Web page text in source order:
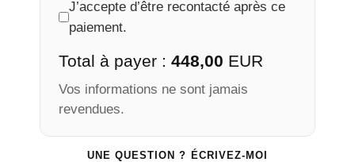
J’accepte d’être recontacté après ce
paiement.
Total à payer : 448,00 EUR
Vos informations ne sont jamais
revendues.
UNE QUESTION ? ÉCRIVEZ-MOI